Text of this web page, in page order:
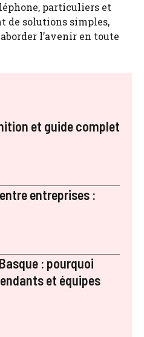
particuliers et
de solutions simples,
l’avenir en toute
et guide complet
entreprises :
: pourquoi
et équipes